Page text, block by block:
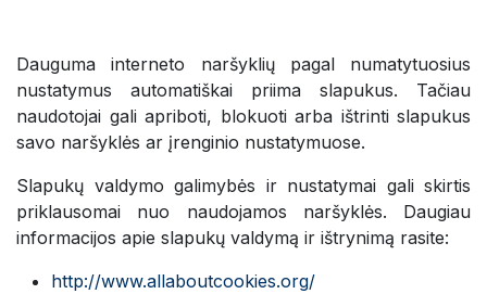
Dauguma interneto naršyklių pagal numatytuosius
nustatymus automatiškai priima slapukus. Tačiau
naudotojai gali apriboti, blokuoti arba ištrinti slapukus
savo naršyklės ar įrenginio nustatymuose.
Slapukų valdymo galimybės ir nustatymai gali skirtis
priklausomai nuo naudojamos naršyklės. Daugiau
informacijos apie slapukų valdymą ir ištrynimą rasite:
http://www.allaboutcookies.org/